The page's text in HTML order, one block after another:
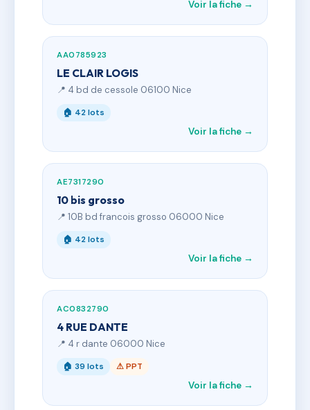
Voir la fiche →
AA0785923
LE CLAIR LOGIS
📍 4 bd de cessole 06100 Nice
🏠 42 lots
Voir la fiche →
AE7317290
10 bis grosso
📍 10B bd francois grosso 06000 Nice
🏠 42 lots
Voir la fiche →
AC0832790
4 RUE DANTE
📍 4 r dante 06000 Nice
🏠 39 lots ⚠ PPT
Voir la fiche →